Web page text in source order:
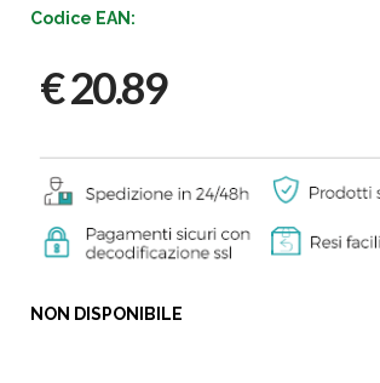
Codice EAN:
€ 20.89
NON DISPONIBILE